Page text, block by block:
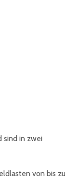
sind in zwei
von bis zu